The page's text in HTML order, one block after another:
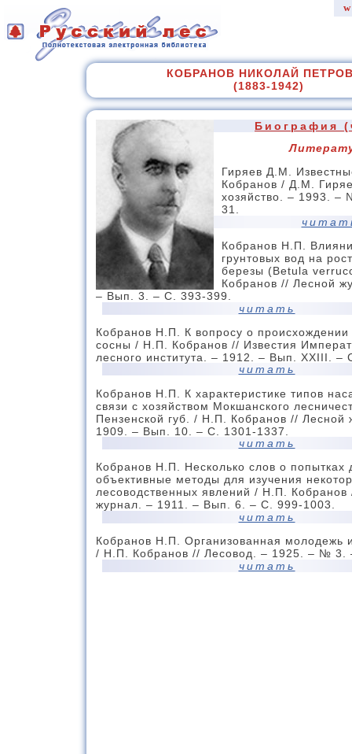
КОБРАНОВ НИКОЛАЙ
(1883-1942)
Биография
Гиряев Д.М.
Кобранов / Д.М.
хозяйство. – 1993.
31.
Кобранов Н.П.
грунтовых вод на
березы (Betula
Кобранов // Лесной
– Вып. 3. – С. 393-399.
читать
Кобранов Н.П. К вопросу о происхождении
сосны / Н.П. Кобранов // Известия
лесного института. – 1912. – Вып. XXIII. –
читать
Кобранов Н.П. К характеристике типов
связи с хозяйством Мокшанского
Пензенской губ. / Н.П. Кобранов // Лесной
1909. – Вып. 10. – С. 1301-1337.
читать
Кобранов Н.П. Несколько слов о попытках
объективные методы для изучения
лесоводственных явлений / Н.П. Кобранов
журнал. – 1911. – Вып. 6. – С. 999-1003.
читать
Кобранов Н.П. Организованная молодежь
/ Н.П. Кобранов // Лесовод. – 1925. – № 3.
читать